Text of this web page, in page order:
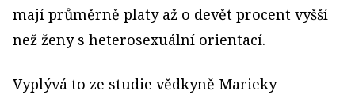
mají průměrně platy až o devět procent vyšší
než ženy s heterosexuální orientací.
Vyplývá to ze studie vědkyně Marieky